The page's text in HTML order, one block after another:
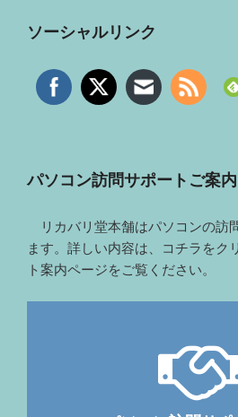
ソーシャルリンク
パソコン訪問サポートご案内
リカバリ堂本舗はパソコンの訪
ます。詳しい内容は、コチラをク
ト案内ページをご覧ください。